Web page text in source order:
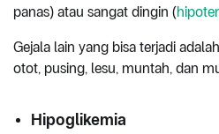
panas) atau sangat dingin (
Gejala lain yang bisa terjadi
otot, pusing, lesu, muntah, dan
Hipoglikemia